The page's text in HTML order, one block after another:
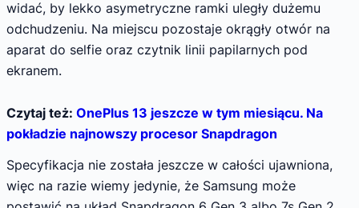
widać, by lekko asymetryczne ramki uległy dużemu
odchudzeniu. Na miejscu pozostaje okrągły otwór na
aparat do selfie oraz czytnik linii papilarnych pod
ekranem.
Czytaj też: OnePlus 13 jeszcze w tym miesiącu. Na
pokładzie najnowszy procesor Snapdragon
Specyfikacja nie została jeszcze w całości ujawniona,
więc na razie wiemy jedynie, że Samsung może